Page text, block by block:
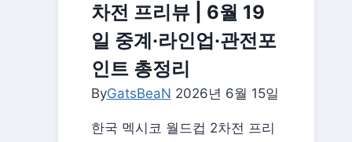
연
휴
총
정
리
광
차전 프리뷰 | 6월 19
일 중계·라인업·관전포
인트 총정리
ByGatsBeaN 2026년 6월 15일
한국 멕시코 월드컵 2차전 프리